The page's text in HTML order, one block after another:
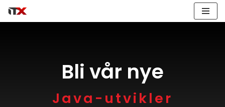
Bli vår nye
Java-utvikler​